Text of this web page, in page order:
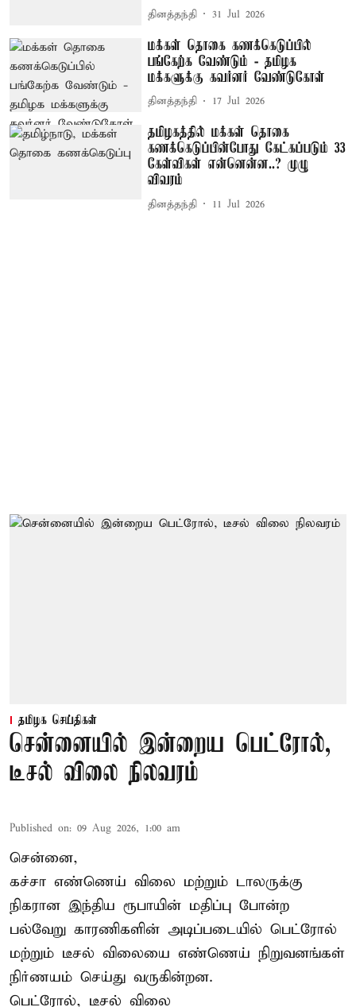
தினத்தந்தி 31 Jul 2026
மக்கள் தொகை கணக்கெடுப்பில்
பங்கேற்க வேண்டும் - தமிழக
மக்களுக்கு கவர்னர் வேண்டுகோள்
தினத்தந்தி 17 Jul 2026
தமிழகத்தில் மக்கள் தொகை
கணக்கெடுப்பின்போது கேட்கப்படும் 33
கேள்விகள் என்னென்ன..? முழு
விவரம்
தினத்தந்தி 11 Jul 2026
தமிழக செய்திகள்
சென்னையில் இன்றைய பெட்ரோல்,
டீசல் விலை நிலவரம்
Published on: 09 Aug 2026, 1:00 am
சென்னை,
கச்சா எண்ணெய் விலை மற்றும் டாலருக்கு
நிகரான இந்திய ரூபாயின் மதிப்பு போன்ற
பல்வேறு காரணிகளின் அடிப்படையில் பெட்ரோல்
மற்றும் டீசல் விலையை எண்ணெய் நிறுவனங்கள்
நிர்ணயம் செய்து வருகின்றன.
பெட்ரோல், டீசல் விலை